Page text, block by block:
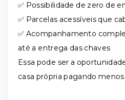
✅ Possibilidade de zero de
✅ Parcelas acessíveis que
✅ Acompanhamento
até a entrega das chaves
Essa pode ser a
casa própria pagando